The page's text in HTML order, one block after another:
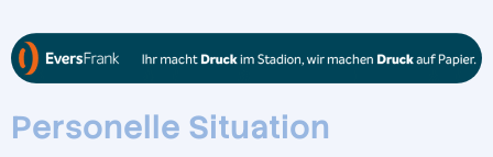
Personelle Situation